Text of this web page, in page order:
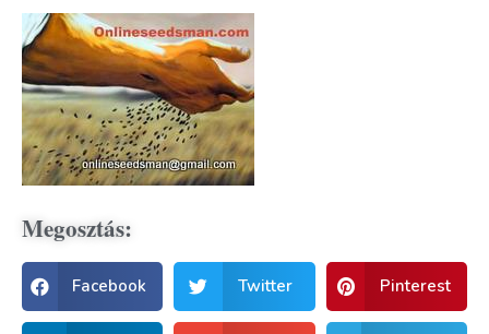
Megosztás:
Facebook Twitter Pinterest